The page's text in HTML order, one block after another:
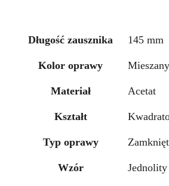
Długość zausznika 145 mm
Kolor oprawy
Materiał Acetat
Kształt
Typ oprawy
Wzór Jednolity